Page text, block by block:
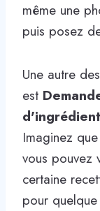
même une
puis posez
Une autre
est
Imaginez
vous pouvez
certaine
pour